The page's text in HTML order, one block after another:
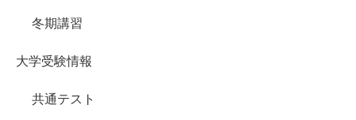
冬期講習
大学受験情報
共通テスト